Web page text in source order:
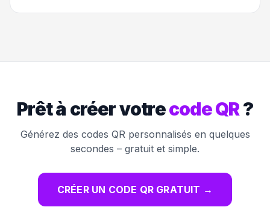
Prêt à créer votrecode QR?
Générez des codes QR personnalisés en quelques
secondes – gratuit et simple.
CRÉER UN CODE QR GRATUIT →